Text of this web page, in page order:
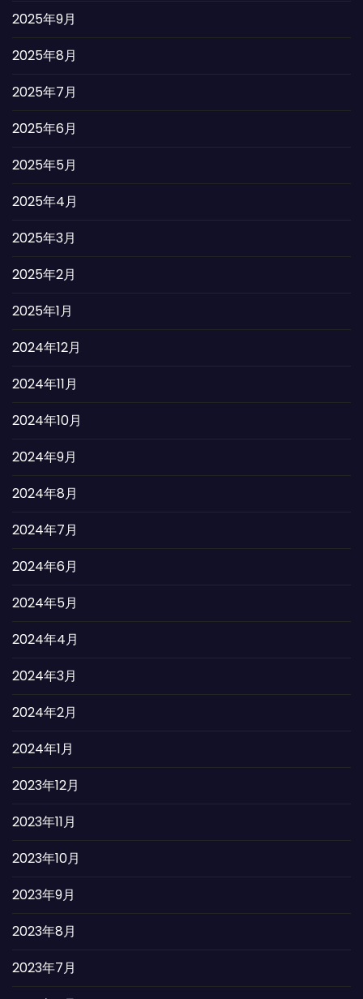
2025年9月
2025年8月
2025年7月
2025年6月
2025年5月
2025年4月
2025年3月
2025年2月
2025年1月
2024年12月
2024年11月
2024年10月
2024年9月
2024年8月
2024年7月
2024年6月
2024年5月
2024年4月
2024年3月
2024年2月
2024年1月
2023年12月
2023年11月
2023年10月
2023年9月
2023年8月
2023年7月